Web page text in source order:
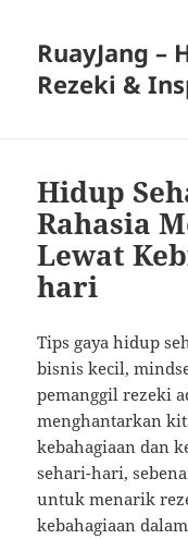
RuayJang –
Rezeki &
Hidup
Rahasia
Lewat
hari
Tips gaya hidup
bisnis kecil,
pemanggil rezeki
menghantarkan
kebahagiaan dan
sehari-hari,
untuk menarik
kebahagiaan